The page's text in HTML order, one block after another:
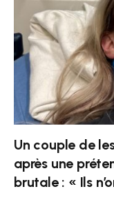
Un couple de
après une
brutale : « Ils